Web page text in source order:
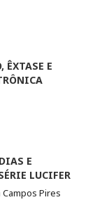
ÊXTASE E
E
LUCIFER
Pires